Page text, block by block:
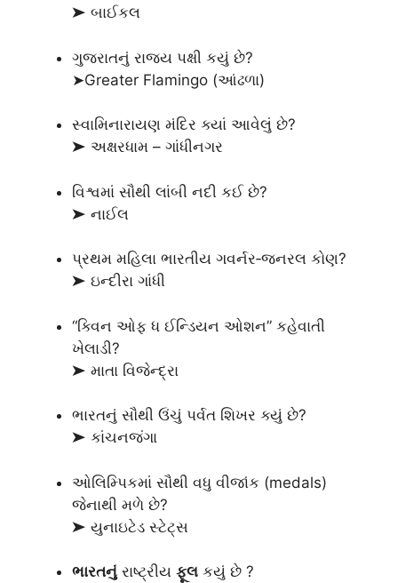
➤ બાઈકલ
ગુજરાતનું રાજ્ય પક્ષી કયું છે?
➤Greater Flamingo (આંઢળા)
સ્વામિનારાયણ મંદિર ક્યાં આવેલું છે?
➤ અક્ષરધામ – ગાંધીનગર
વિશ્વમાં સૌથી લાંબી નદી કઈ છે?
➤ નાઈલ
પ્રથમ મહિલા ભારતીય ગવર્નર‑જનરલ કોણ?
➤ ઇન્દીરા ગાંધી
“ક્વિન ઓફ ધ ઈન્ડિયન ઓશન” કહેવાતી
ખેલાડી?
➤ માતા વિજેન્દ્રા
ભારતનું સૌથી ઉંચું પર્વત શિખર ક્યું છે?
➤ કાંચનજંગા
ઓલિમ્પિકમાં સૌથી વધુ વીજાંક (medals)
જેનાથી મળે છે?
➤ યુનાઇટેડ સ્ટેટ્સ
ભારતનું રાષ્ટ્રીય ફૂલ કયું છે ?